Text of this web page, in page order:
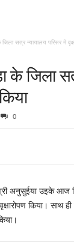
सत्र न्यायालय परिसर में
के जिला
0
अनुसुईया उइके आज
किया। साथ